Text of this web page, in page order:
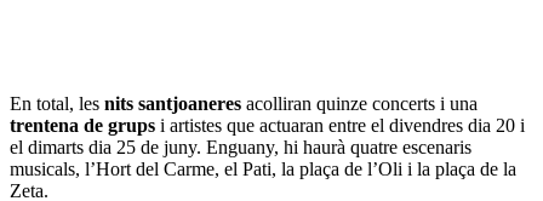
En total, les nits santjoaneres acolliran quinze concerts i una
trentena de grups i artistes que actuaran entre el divendres dia 20 i
el dimarts dia 25 de juny. Enguany, hi haurà quatre escenaris
musicals, l’Hort del Carme, el Pati, la plaça de l’Oli i la plaça de la
Zeta.